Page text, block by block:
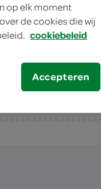
zichtbaar bij de
op elk moment
de cookies die wij
cookiebeleid
Accepteren